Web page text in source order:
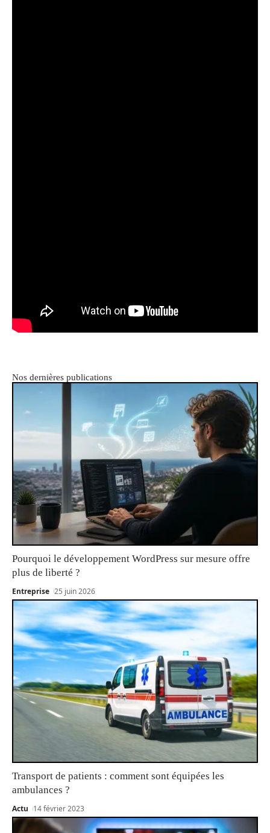
Nos dernières publications
Pourquoi le développement WordPress sur mesure offre
plus de liberté ?
Entreprise 25 juin 2026
Transport de patients : comment sont équipées les
ambulances ?
Actu 14 février 2023